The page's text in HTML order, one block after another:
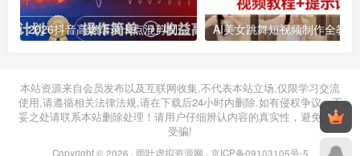
2026抖音高燃语录卡点混剪制作教学 伙伴计划低门槛增收教程
2026年03月11日 2026年03月28日
本站资源来自会员发布以及互联网收集,不代表本站立场,仅限学习交流
使用,请遵循相关法律法规,请在下载后24小时内删除.如有侵权争议、不
妥之处请联系本站删除处理！请用户仔细辨认内容的真实性，避免上当
受骗!
Copyright © 2026 · 雨叶虚拟资源网 · 京ICP备09103105号-5